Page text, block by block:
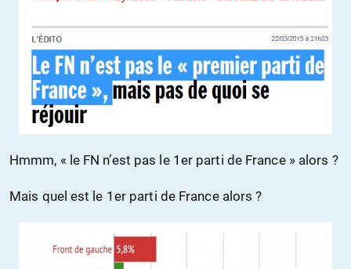
Hmmm, « le FN n’est pas le 1er parti de France » alors ?
Mais quel est le 1er parti de France alors ?